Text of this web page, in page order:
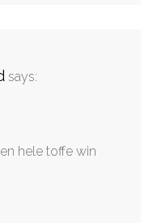
says:
hele toffe win